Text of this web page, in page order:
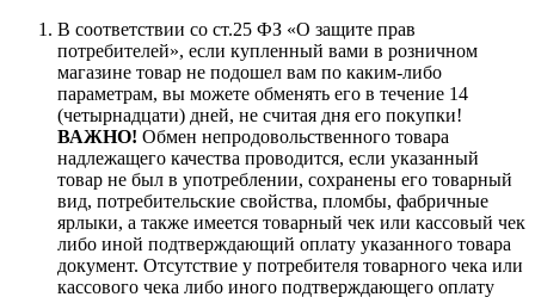
В соответствии со ст.25 ФЗ «О защите прав
потребителей», если купленный вами в розничном
магазине товар не подошел вам по каким-либо
параметрам, вы можете обменять его в течение 14
(четырнадцати) дней, не считая дня его покупки!
ВАЖНО! Обмен непродовольственного товара
надлежащего качества проводится, если указанный
товар не был в употреблении, сохранены его товарный
вид, потребительские свойства, пломбы, фабричные
ярлыки, а также имеется товарный чек или кассовый чек
либо иной подтверждающий оплату указанного товара
документ. Отсутствие у потребителя товарного чека или
кассового чека либо иного подтверждающего оплату